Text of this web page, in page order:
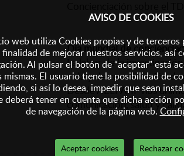
AVISO DE COOKIES
web utiliza Cookies propias y de
de mejorar nuestros servicios, así
Al pulsar el botón de “aceptar” está
mismas. El usuario tiene la posibilidad de
si así lo desea, impedir que sean
deberá tener en cuenta que dicha acción
de navegación de la página web.
Aceptar cookies Rechazar
Día mundial de
La labor de la
vida y de comunicación de
Desde AELFA-IF nos
comunicación, salud y